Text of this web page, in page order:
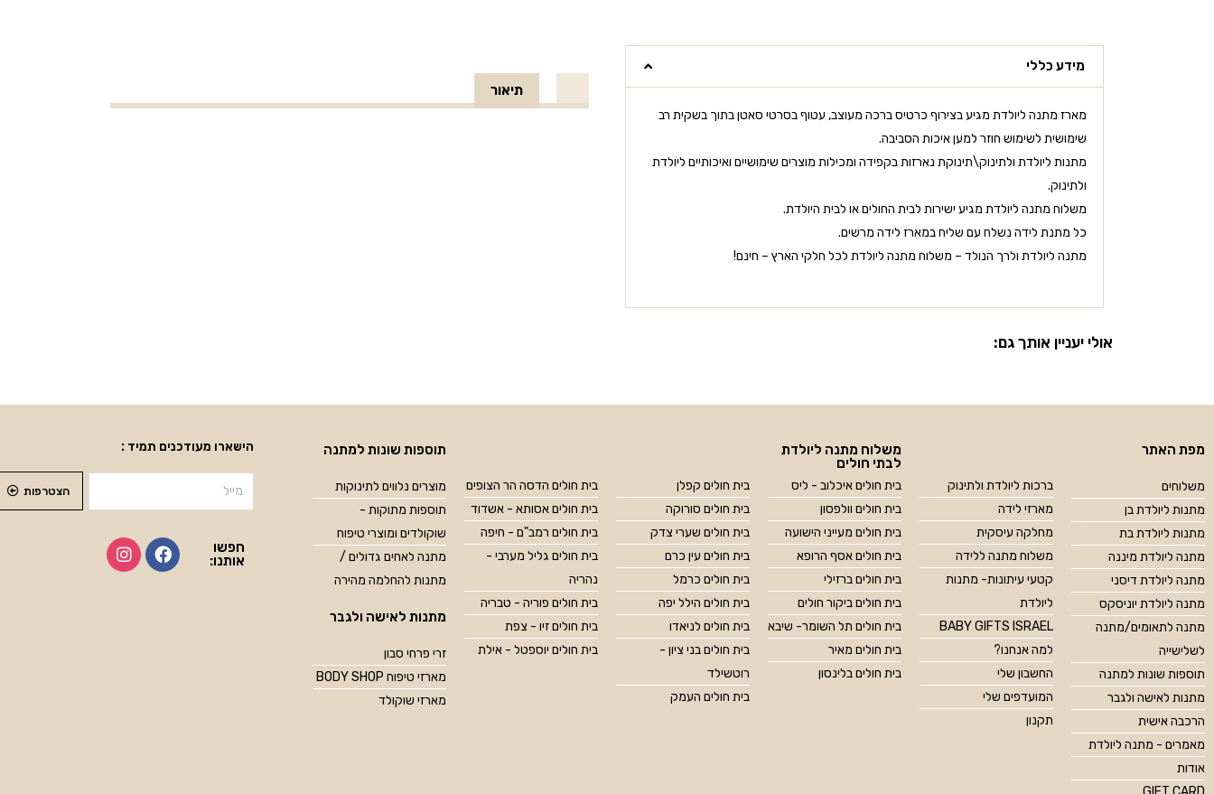
מידע כללי
מארז מתנה ליולדת מגיע בצירוף כרטיס ברכה מעוצב, עטוף בסרטי סאטן בתוך בשקית רב
שימושית לשימוש חוזר למען איכות הסביבה.
מתנות ליולדת ולתינוק\תינוקת נארזות בקפידה ומכילות מוצרים שימושיים ואיכותיים ליולדת
ולתינוק.
משלוח מתנה ליולדת מגיע ישירות לבית החולים או לבית היולדת.
כל מתנת לידה נשלח עם שליח במארז לידה מרשים.
מתנה ליולדת ולרך הנולד – משלוח מתנה ליולדת לכל חלקי הארץ – חינם!
תיאור
אולי יעניין אותך גם:
מפת האתר
משלוחים
מתנות ליולדת בן
מתנות ליולדת בת
מתנה ליולדת מיננה
מתנה ליולדת דיסני
מתנה ליולדת יוניסקס
מתנה לתאומים/מתנה
לשלישייה
תוספות שונות למתנה
מתנות לאישה ולגבר
הרכבה אישית
מאמרים - מתנה ליולדת
אודות
ברכות ליולדת ולתינוק
מארזי לידה
מחלקה עיסקית
משלוח מתנה ללידה
קטעי עיתונות- מתנות
ליולדת
BABY GIFTS ISRAEL
למה אנחנו?
החשבון שלי
המועדפים שלי
תקנון
משלוח מתנה ליולדת
לבתי חולים
בית חולים איכלוב - ליס
בית חולים וולפסון
בית חולים מעייני הישועה
בית חולים אסף הרופא
בית חולים ברזילי
בית חולים ביקור חולים
בית חולים תל השומר- שיבא
בית חולים מאיר
בית חולים בלינסון
בית חולים קפלן
בית חולים סורוקה
בית חולים שערי צדק
בית חולים עין כרם
בית חולים כרמל
בית חולים הילל יפה
בית חולים לניאדו
בית חולים בני ציון -
רוטשילד
בית חולים העמק
בית חולים הדסה הר הצופים
בית חולים אסותא - אשדוד
בית חולים רמב"ם - חיפה
בית חולים גליל מערבי -
נהריה
בית חולים פוריה - טבריה
בית חולים זיו - צפת
בית חולים יוספטל - אילת
תוספות שונות למתנה
מוצרים נלווים לתינוקות
תוספות מתוקות -
שוקולדים ומוצרי טיפוח
מתנה לאחים גדולים /
מתנות להחלמה מהירה
מתנות לאישה ולגבר
זרי פרחי סבון
מארזי טיפוח BODY SHOP
מארזי שוקולד
הישארו מעודכנים תמיד :
הצטרפות
חפשו
אותנו: